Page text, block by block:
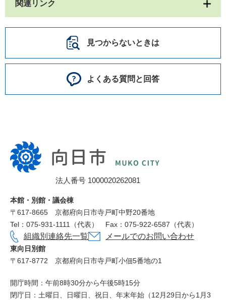
関連リンク
見つからないときは
よくある質問と回答
向
日
市
所
法人番号 1000020262081
本館・別館・議会棟
〒617‐8665
京都府向日市寺戸町中野20番地
Tel：075-931-1111（代表）
Fax：075-922-6587（代表）
東向日別館
〒617-8772
京都府向日市寺戸町小佃5番地の1
組織別連絡先一覧 メールでのお問い合わせ
開庁時間：午前8時30分から午後5時15分
閉庁日：土曜日、日曜日、祝日、年末年始（12月29日から1月3